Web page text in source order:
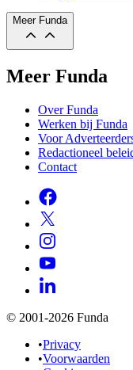
Meer Funda
Meer Funda
Over Funda
Werken bij Funda
Voor
Redactioneel
Contact
© 2001-2026 Funda
•Privacy
•Voorwaarden